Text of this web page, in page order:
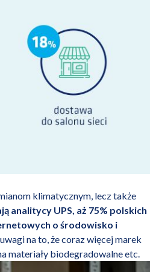
klimatycznym, lecz także
analitycy UPS, aż 75% polskich
o środowisko i
na to, że coraz więcej marek
materiały biodegradowalne etc.